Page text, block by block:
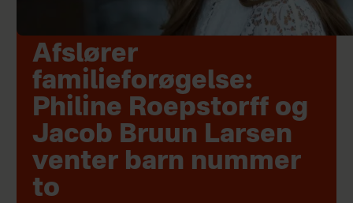
Afslører
familieforøgelse:
Philine Roepstorff og
Jacob Bruun Larsen
venter barn nummer
to